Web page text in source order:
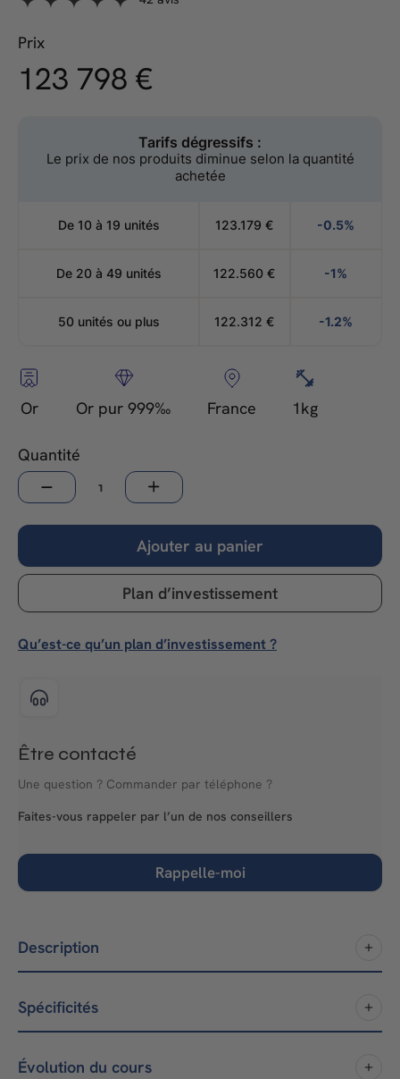
Prix
Prix
régulier
123 798 €
Tarifs dégressifs :
Le prix de nos produits diminue selon la quantité
achetée
De 10 à 19 unités 123.179 € -0.5%
De 20 à 49 unités 122.560 € -1%
50 unités ou plus 122.312 € -1.2%
Or Or pur 999‰ France 1kg
Quantité
− +
Ajouter au panier
Plan d’investissement
Qu’est-ce qu’un plan d’investissement ?
Être contacté
Une question ? Commander par téléphone ?
Faites-vous rappeler par l’un de nos conseillers
Rappelle-moi
Description
Spécificités
Évolution du cours